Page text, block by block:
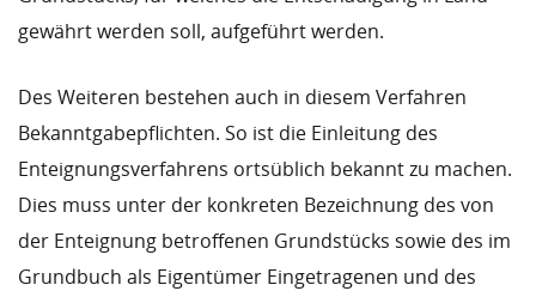
gewährt werden soll, aufgeführt werden.
Des Weiteren bestehen auch in diesem Verfahren
Bekanntgabepflichten. So ist die Einleitung des
Enteignungsverfahrens ortsüblich bekannt zu machen.
Dies muss unter der konkreten Bezeichnung des von
der Enteignung betroffenen Grundstücks sowie des im
Grundbuch als Eigentümer Eingetragenen und des